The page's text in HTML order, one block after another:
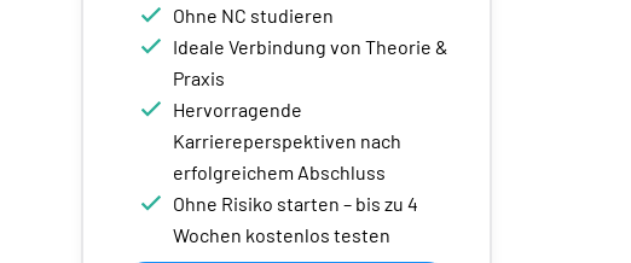
Ohne NC studieren
Ideale Verbindung von Theorie &
Praxis
Hervorragende
Karriereperspektiven nach
erfolgreichem Abschluss
Ohne Risiko starten – bis zu 4
Wochen kostenlos testen